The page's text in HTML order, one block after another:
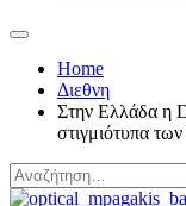
Home
Διεθνη
Στην Ελλάδα η
στιγμιότυπα
Αναζήτηση
για: